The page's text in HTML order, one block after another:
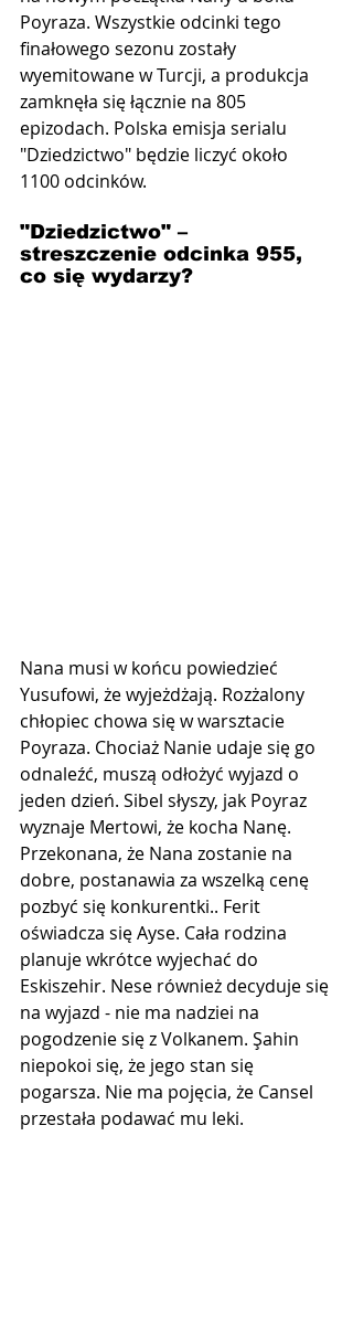
Poyraza. Wszystkie odcinki tego
finałowego sezonu zostały
wyemitowane w Turcji, a produkcja
zamknęła się łącznie na 805
epizodach. Polska emisja serialu
"Dziedzictwo" będzie liczyć około
1100 odcinków.
"Dziedzictwo" –
streszczenie odcinka 955,
co się wydarzy?
Nana musi w końcu powiedzieć
Yusufowi, że wyjeżdżają. Rozżalony
chłopiec chowa się w warsztacie
Poyraza. Chociaż Nanie udaje się go
odnaleźć, muszą odłożyć wyjazd o
jeden dzień. Sibel słyszy, jak Poyraz
wyznaje Mertowi, że kocha Nanę.
Przekonana, że Nana zostanie na
dobre, postanawia za wszelką cenę
pozbyć się konkurentki.. Ferit
oświadcza się Ayse. Cała rodzina
planuje wkrótce wyjechać do
Eskiszehir. Nese również decyduje się
na wyjazd - nie ma nadziei na
pogodzenie się z Volkanem. Şahin
niepokoi się, że jego stan się
pogarsza. Nie ma pojęcia, że Cansel
przestała podawać mu leki.